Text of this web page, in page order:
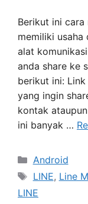
Berikut ini cara
memiliki usaha
alat
anda share ke
berikut ini:
yang ingin
kontak
ini banyak …
Categories
Android
Tags
LINE, Line
LINE